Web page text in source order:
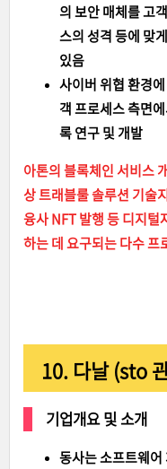
의 보안 매체를 고
스의 성격 등에 맞
있음
사이버 위협 환경
객 프로세스 측면
록 연구 및 개발
아톤의 블록체인 서비스
상 트래블룰 솔루션 기술
융사 NFT 발행 등 디지털
하는 데 요구되는 다수 프
10. 다날 (sto
기업개요 및 소개
동사는 소프트웨어